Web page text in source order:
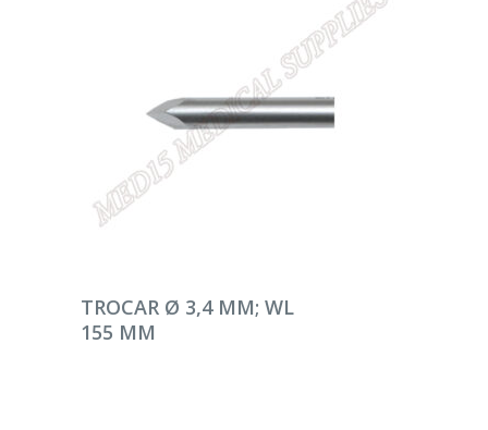
DEVAMINI OKU
TROCAR Ø 3,4 MM; WL
155 MM